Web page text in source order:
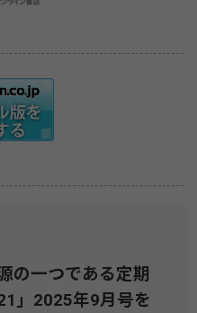
の一つである定期
」2025年9月号を